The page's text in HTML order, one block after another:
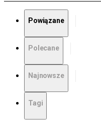
Powiązane
Polecane
Najnowsze
Tagi